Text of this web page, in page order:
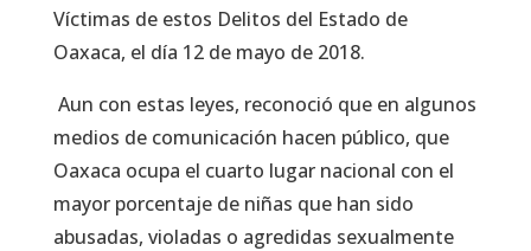
Víctimas de estos Delitos del Estado de
Oaxaca, el día 12 de mayo de 2018.
Aun con estas leyes, reconoció que en algunos
medios de comunicación hacen público, que
Oaxaca ocupa el cuarto lugar nacional con el
mayor porcentaje de niñas que han sido
abusadas, violadas o agredidas sexualmente